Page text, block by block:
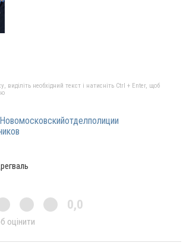
необхідний текст і натисніть Ctrl + Enter, щоб
0,0
оцінити